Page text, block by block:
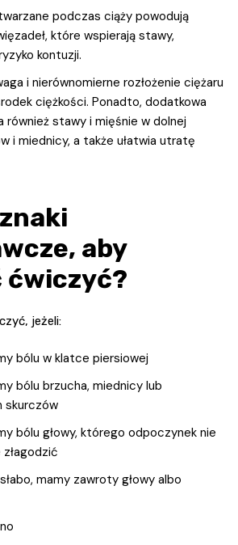
podczas ciąży powodują
które wspierają stawy,
kontuzji.
i nierównomierne rozłożenie ciężaru
ciężkości. Ponadto, dodatkowa
również stawy i mięśnie w dolnej
i miednicy, a także ułatwia utratę
aby
ćwiczyć?
jeżeli:
bólu w klatce piersiowej
bólu brzucha, miednicy lub
skurczów
bólu głowy, którego odpoczynek nie
mamy zawroty głowy albo